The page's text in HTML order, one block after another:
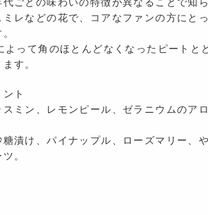
ごとの味わいの特徴が異なることで知
レなどの花で、コアなファンの方にと
よって角のほとんどなくなったピートと
す。
ト
ミン、レモンピール、ゼラニウムのア
漬け、パイナップル、ローズマリー、
。